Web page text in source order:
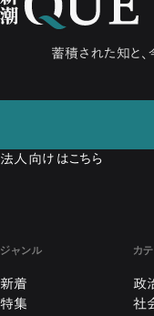
蓄積された知と
法人向けはこちら
ジャンル
新着
特集
カ
政
社